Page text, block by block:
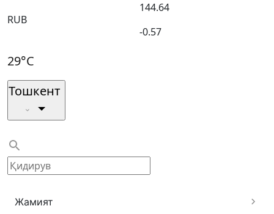
RUB
144.64
-0.57
29°C
Тошкент
Жамият